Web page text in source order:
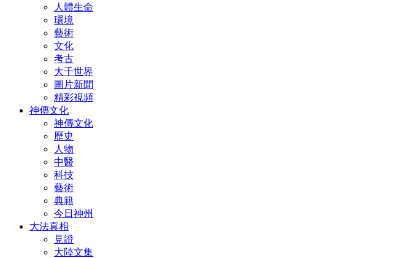
人體生命
環境
藝術
文化
考古
大千世界
圖片新聞
精彩視頻
神傳文化
神傳文化
歷史
人物
中醫
科技
藝術
典籍
今日神州
大法真相
見證
大陸文集